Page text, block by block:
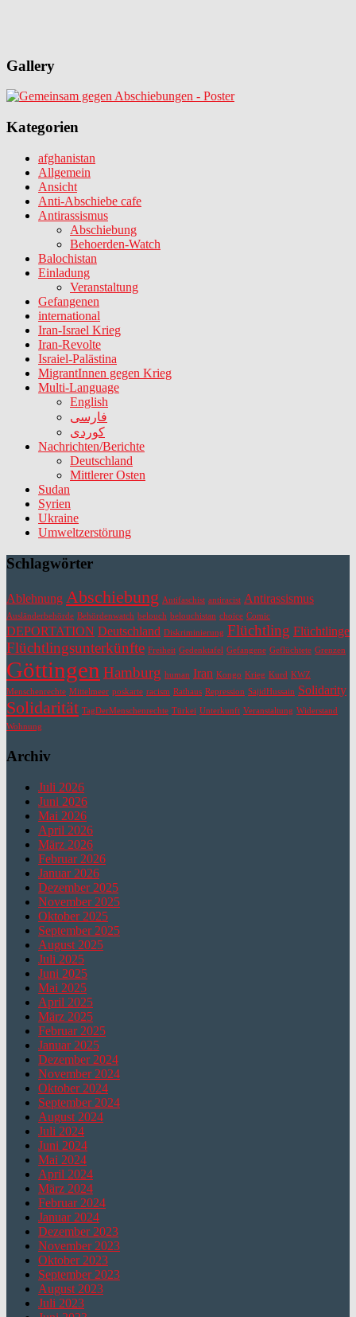
Gallery
Kategorien
afghanistan
Allgemein
Ansicht
Anti-Abschiebe cafe
Antirassismus
Abschiebung
Behoerden-Watch
Balochistan
Einladung
Veranstaltung
Gefangenen
international
Iran-Israel Krieg
Iran-Revolte
Israiel-Palästina
MigrantInnen gegen Krieg
Multi-Language
English
فارسی
کوردی
Nachrichten/Berichte
Deutschland
Mittlerer Osten
Sudan
Syrien
Ukraine
Umweltzerstörung
Schlagwörter
Ablehnung Abschiebung Antifaschist antiracist Antirassismus
Ausländerbehörde Behördenwatch belouch belouchistan choice Comic
DEPORTATION Deutschland Diskriminierung Flüchtling Flüchtlinge
Flüchtlingsunterkünfte Freiheit Gedenktafel Gefangene Geflüchtete Grenzen
Göttingen Hamburg human Iran Kongo Krieg Kurd KWZ
Menschenrechte Mittelmeer poskarte racism Rathaus Repression SajidHussain Solidarity
Solidarität TagDerMenschenrechte Türkei Unterkunft Veranstaltung Widerstand
Wohnung
Archiv
Juli 2026
Juni 2026
Mai 2026
April 2026
März 2026
Februar 2026
Januar 2026
Dezember 2025
November 2025
Oktober 2025
September 2025
August 2025
Juli 2025
Juni 2025
Mai 2025
April 2025
März 2025
Februar 2025
Januar 2025
Dezember 2024
November 2024
Oktober 2024
September 2024
August 2024
Juli 2024
Juni 2024
Mai 2024
April 2024
März 2024
Februar 2024
Januar 2024
Dezember 2023
November 2023
Oktober 2023
September 2023
August 2023
Juli 2023